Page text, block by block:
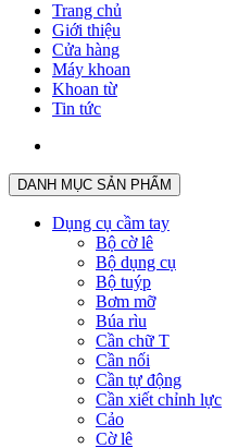
Trang chủ
Giới thiệu
Cửa hàng
Máy khoan
Khoan từ
Tin tức
DANH MỤC SẢN PHẨM
Dụng cụ cầm tay
Bộ cờ lê
Bộ dụng cụ
Bộ tuýp
Bơm mỡ
Búa rìu
Cần chữ T
Cần nối
Cần tự động
Cần xiết chỉnh lực
Cảo
Cờ lê